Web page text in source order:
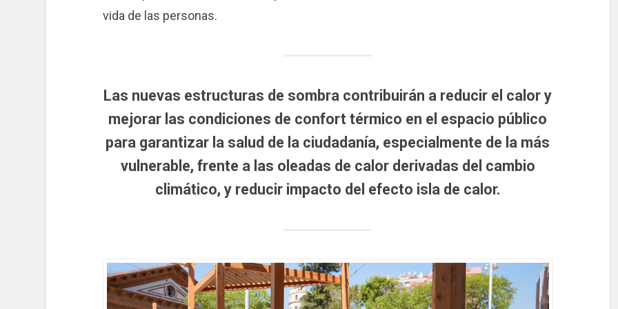
vida de las personas.
Las nuevas estructuras de sombra contribuirán a reducir el calor y
mejorar las condiciones de confort térmico en el espacio público
para garantizar la salud de la ciudadanía, especialmente de la más
vulnerable, frente a las oleadas de calor derivadas del cambio
climático, y reducir impacto del efecto isla de calor.